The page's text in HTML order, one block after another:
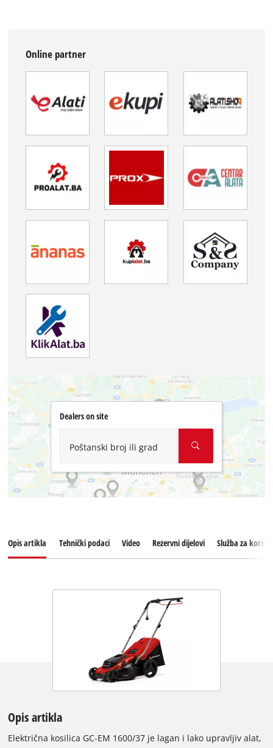
Online partner
Dealers on site
Poštanski broj ili grad
Opis artikla Tehnički podaci Video Rezervni dijelovi Služba za
Opis artikla
Električna kosilica GC-EM 1600/37 je lagan i lako upravljiv alat,